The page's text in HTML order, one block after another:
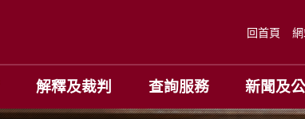
回首頁
解釋及裁判 查詢服務 新聞及